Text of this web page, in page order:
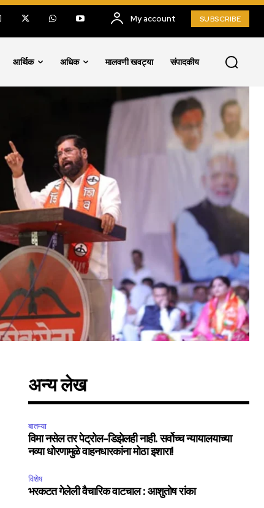
SUBSCRIBE
Privacy Policy
My account SUBSCRIBE
आर्थिक अधिक मालवणी खवट्या संपादकीय
अन्य लेख
बातम्या
विमा नसेल तर पेट्रोल-डिझेलही नाही. सर्वोच्च न्यायालयाच्या
नव्या धोरणामुळे वाहनधारकांना मोठा इशारा!
विशेष
भरकटत गेलेली वैचारिक वाटचाल : आशुतोष रांका